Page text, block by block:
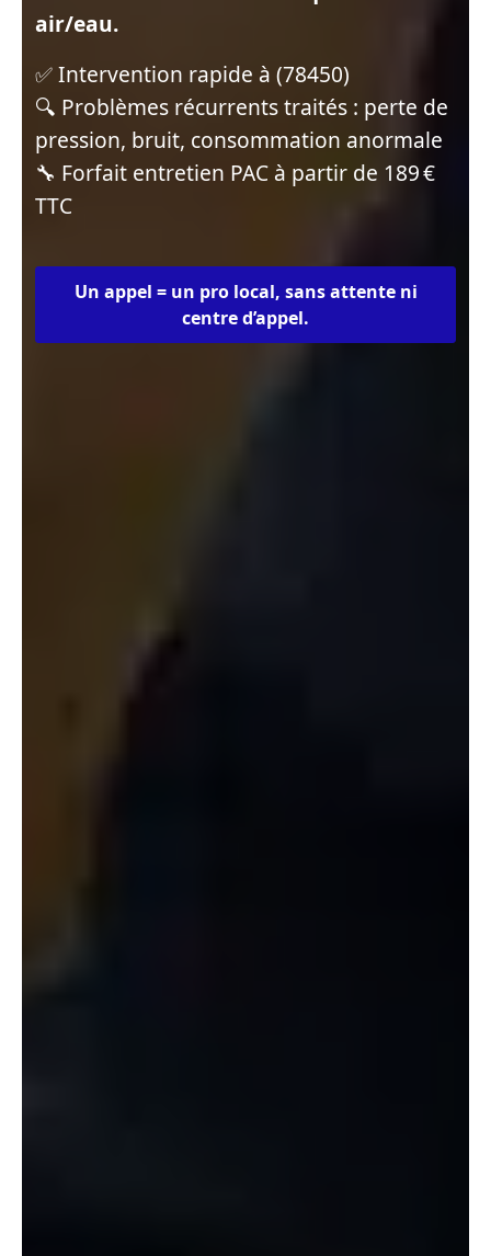
air/eau.
✅ Intervention rapide à (78450)
🔍 Problèmes récurrents traités : perte de
pression, bruit, consommation anormale
🔧 Forfait entretien PAC à partir de 189 €
TTC
Un appel = un pro local, sans attente ni
centre d’appel.